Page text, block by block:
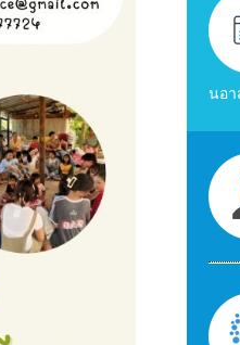
นอา